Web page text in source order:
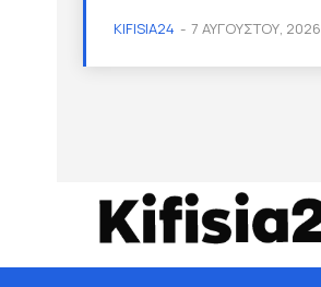
KIFISIA24 - 7 ΑΥΓΟΎΣΤΟΥ, 2026